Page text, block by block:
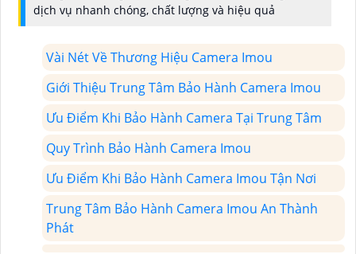
dịch vụ nhanh chóng, chất lượng và hiệu quả
Vài Nét Về Thương Hiệu Camera Imou
Giới Thiệu Trung Tâm Bảo Hành Camera Imou
Ưu Điểm Khi Bảo Hành Camera Tại Trung Tâm
Quy Trình Bảo Hành Camera Imou
Ưu Điểm Khi Bảo Hành Camera Imou Tận Nơi
Trung Tâm Bảo Hành Camera Imou An Thành
Phát